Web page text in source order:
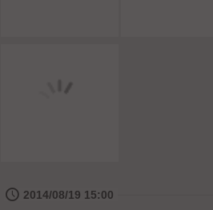
🕔 2014/08/19 15:00